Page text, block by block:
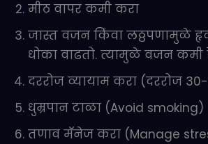
मीठ वापर कमी करा
जास्त वजन किंवा लठ्ठपणामुळे
धोका वाढतो. त्यामुळे वजन कमी
दररोज व्यायाम करा (दररोज
धुम्रपान टाळा (Avoid smoking)
तणाव मॅनेज करा (Manage